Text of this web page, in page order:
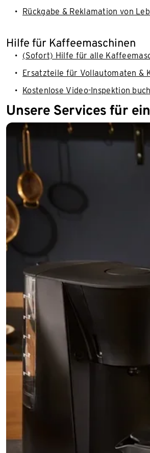
Rückgabe & Reklamation von
Hilfe für Kaffeemaschinen
(Sofort) Hilfe für alle
Ersatzteile für Vollautomaten &
Kostenlose Video-Inspektion
Unsere Services für